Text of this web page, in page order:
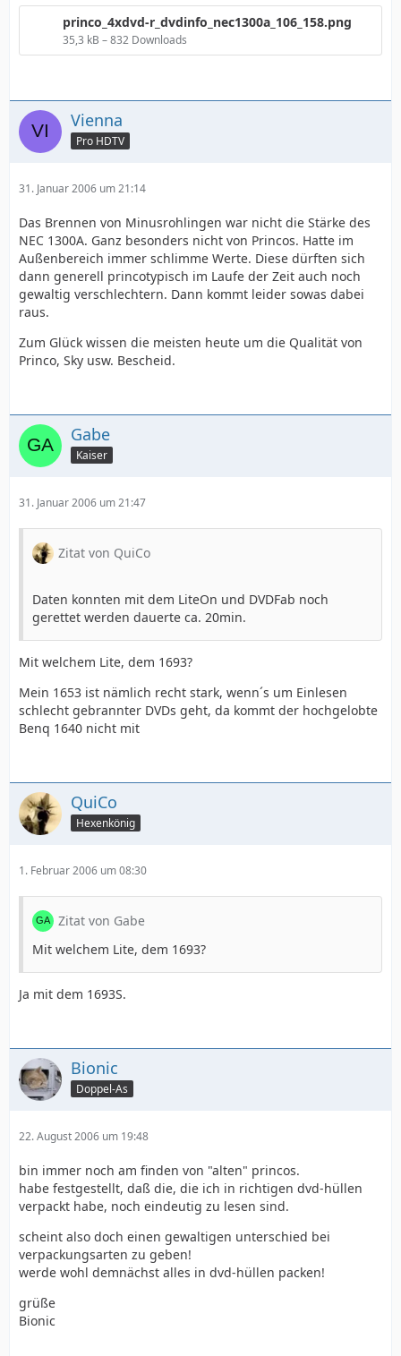
princo_4xdvd-r_dvdinfo_nec1300a_106_158.png
35,3 kB – 832 Downloads
Vienna
Pro HDTV
31. Januar 2006 um 21:14
Das Brennen von Minusrohlingen war nicht die Stärke des
NEC 1300A. Ganz besonders nicht von Princos. Hatte im
Außenbereich immer schlimme Werte. Diese dürften sich
dann generell princotypisch im Laufe der Zeit auch noch
gewaltig verschlechtern. Dann kommt leider sowas dabei
raus.
Zum Glück wissen die meisten heute um die Qualität von
Princo, Sky usw. Bescheid.
Gabe
Kaiser
31. Januar 2006 um 21:47
Zitat von QuiCo
Daten konnten mit dem LiteOn und DVDFab noch
gerettet werden dauerte ca. 20min.
Mit welchem Lite, dem 1693?
Mein 1653 ist nämlich recht stark, wenn´s um Einlesen
schlecht gebrannter DVDs geht, da kommt der hochgelobte
Benq 1640 nicht mit
QuiCo
Hexenkönig
1. Februar 2006 um 08:30
Zitat von Gabe
Mit welchem Lite, dem 1693?
Ja mit dem 1693S.
Bionic
Doppel-As
22. August 2006 um 19:48
bin immer noch am finden von "alten" princos.
habe festgestellt, daß die, die ich in richtigen dvd-hüllen
verpackt habe, noch eindeutig zu lesen sind.
scheint also doch einen gewaltigen unterschied bei
verpackungsarten zu geben!
werde wohl demnächst alles in dvd-hüllen packen!
grüße
Bionic